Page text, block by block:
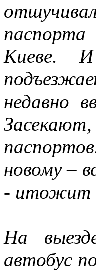
паспорта
Киеве. И
недавно
новому –
- итожит
На
автобус